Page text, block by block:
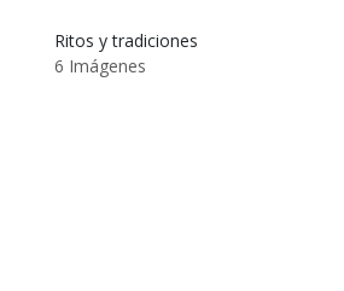
Ritos y tradiciones
6 Imágenes